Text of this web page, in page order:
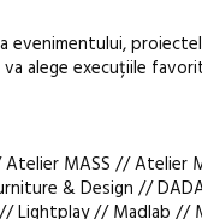
alege execuțiile
Atelier MASS //
& Design //
Lightplay // Madlab //